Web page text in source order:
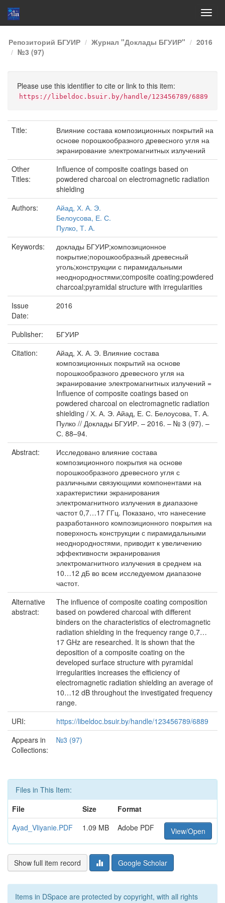
Skip
navigation
Репозиторий БГУИР Журнал "Доклады БГУИР"
2016
№3 (97)
Please use this identifier to cite or link to this item:
https://libeldoc.bsuir.by/handle/123456789/6889
Title:
Влияние состава композиционных покрытий на
основе порошкообразного древесного угля на
экранирование электромагнитных излучений
Other
Titles:
Influence of composite coatings based on
powdered charcoal on electromagnetic radiation
shielding
Authors:
Айад, Х. А. Э.
Белоусова, Е. С.
Пулко, Т. А.
Keywords:
доклады БГУИР;композиционное
покрытие;порошкообразный древесный
уголь;конструкции с пирамидальными
неоднородностями;composite coating;powdered
charcoal;pyramidal structure with irregularities
Issue
Date:
2016
Publisher:
БГУИР
Citation:
Айад, Х. А. Э. Влияние состава
композиционных покрытий на основе
порошкообразного древесного угля на
экранирование электромагнитных излучений =
Influence of composite coatings based on
powdered charcoal on electromagnetic radiation
shielding / Х. А. Э. Айад, Е. С. Белоусова, Т. А.
Пулко // Доклады БГУИР. – 2016. – № 3 (97). –
С. 88–94.
Abstract:
Исследовано влияние состава
композиционного покрытия на основе
порошкообразного древесного угля с
различными связующими компонентами на
характеристики экранирования
электромагнитного излучения в диапазоне
частот 0,7…17 ГГц. Показано, что нанесение
разработанного композиционного покрытия на
поверхность конструкции с пирамидальными
неоднородностями, приводит к увеличению
эффективности экранирования
электромагнитного излучения в среднем на
10…12 дБ во всем исследуемом диапазоне
частот.
Alternative
abstract:
The influence of composite coating composition
based on powdered charcoal with different
binders on the characteristics of electromagnetic
radiation shielding in the frequency range 0,7…
17 GHz are researched. It is shown that the
deposition of a composite coating on the
developed surface structure with pyramidal
irregularities increases the efficiency of
electromagnetic radiation shielding an average of
10…12 dB throughout the investigated frequency
range.
URI:
https://libeldoc.bsuir.by/handle/123456789/6889
Appears in
Collections:
№3 (97)
Files in This Item:
File
Size
Format
Ayad_Vliyanie.PDF
1.09 MB Adobe PDF View/Open
Show full item record Google Scholar
Items in DSpace are protected by copyright, with all rights